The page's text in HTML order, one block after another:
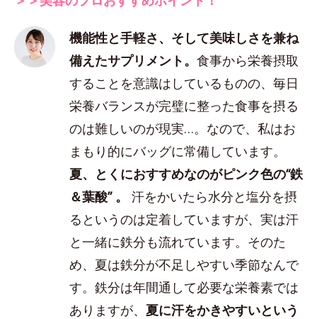
機能性と手軽さ、そして美味しさを兼ね
備えたサプリメント。食事から栄養摂取
することを意識はしているものの、毎日
栄養バランスが完璧に整った食事を摂る
のは難しいのが現実…。なので、私はお
まもり的にバッグに常備しています。
夏、とくにおすすめなのがピンク色の“鉄
＆葉酸” 。汗をかいたら水分と塩分を摂
るというのは定着していますが、実は汗
と一緒に鉄分も流れています。そのた
め、夏は鉄分が不足しやすい季節なんで
す。鉄分は年間通して必要な栄養素では
ありますが、 夏に汗をかきやすいという